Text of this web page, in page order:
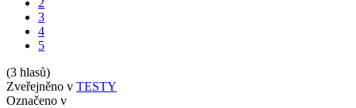
2
3
4
5
(3 hlasů)
Zveřejněno v TESTY
Označeno v